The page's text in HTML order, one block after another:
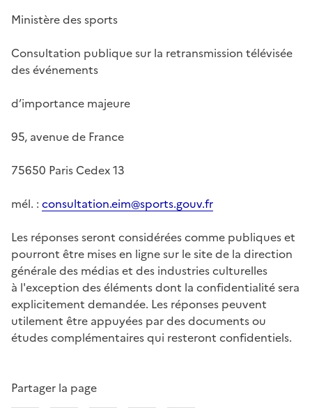
Ministère des sports
Consultation publique sur la retransmission télévisée
des événements
d’importance majeure
95, avenue de France
75650 Paris Cedex 13
mél. : consultation.eim@sports.gouv.fr
Les réponses seront considérées comme publiques et
pourront être mises en ligne sur le site de la direction
générale des médias et des industries culturelles
à l'exception des éléments dont la confidentialité sera
explicitement demandée. Les réponses peuvent
utilement être appuyées par des documents ou
études complémentaires qui resteront confidentiels.
Partager la page